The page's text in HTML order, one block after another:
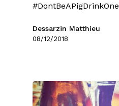
#DontBeAPigDrinkOne
Dessarzin Matthieu
08/12/2018